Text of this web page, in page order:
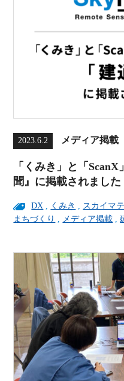
2023.6.2 メディア掲載
「くみき」と「
聞』に掲載されました
DX , くみき , スカイマ
まちづくり , メディア掲載 ,